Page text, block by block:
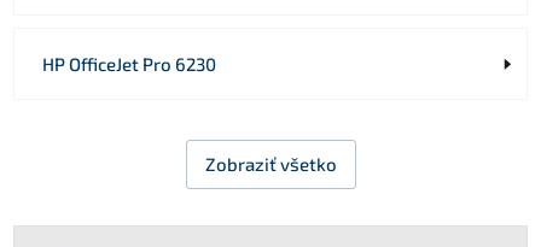
HP OfficeJet Pro 6230
Zobraziť všetko